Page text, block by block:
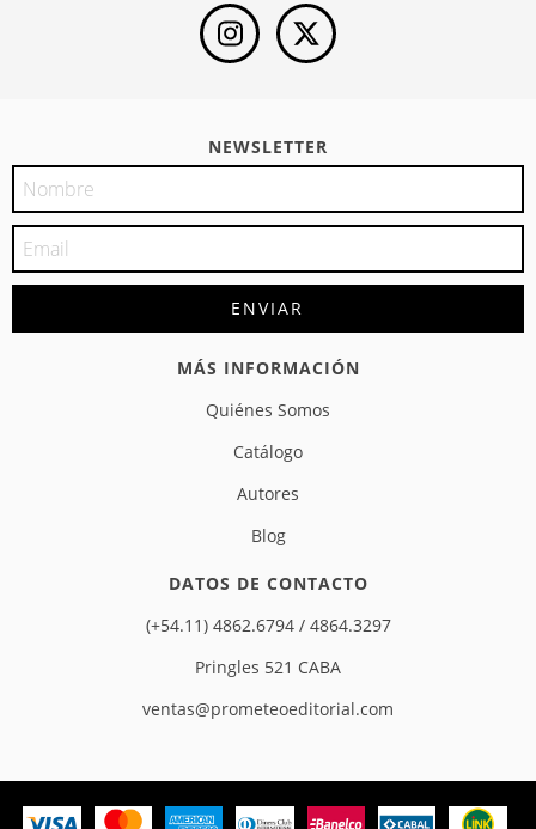
NEWSLETTER
MÁS INFORMACIÓN
Quiénes Somos
Catálogo
Autores
Blog
DATOS DE CONTACTO
(+54.11) 4862.6794 / 4864.3297
Pringles 521 CABA
ventas@prometeoeditorial.com